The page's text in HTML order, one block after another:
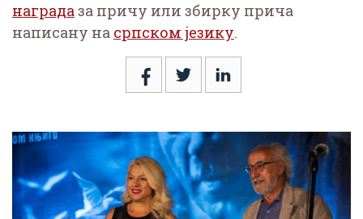
наградаза причу или збирку прича
написану на српском језику.